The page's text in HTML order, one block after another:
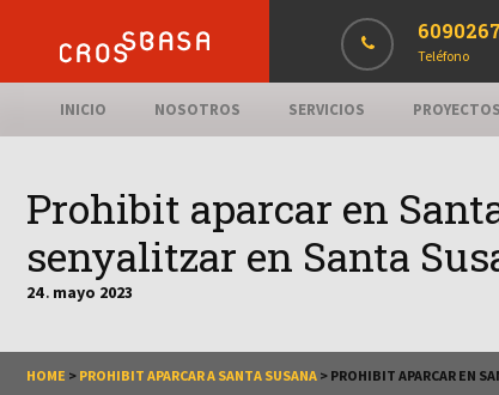
Teléfono
INICIO NOSOTROS SERVICIOS PROYECTOS
Prohibit aparcar en
senyalitzar en Santa
24 . mayo 2023
HOME > PROHIBIT APARCAR A SANTA SUSANA > PROHIBIT APARCAR EN